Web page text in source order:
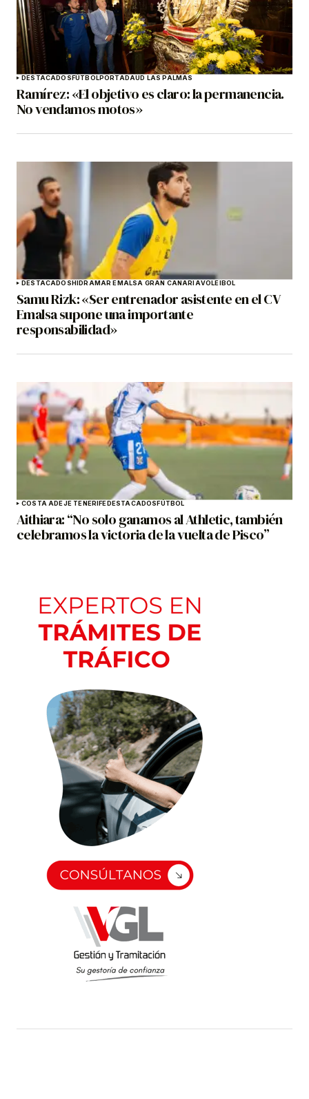
DESTACADOSFÚTBOLPORTADAUD LAS PALMAS
Ramírez: «El objetivo es claro: la permanencia.
No vendamos motos»
DESTACADOSHIDRAMAR EMALSA GRAN CANARIAVOLEIBOL
Samu Rizk: «Ser entrenador asistente en el CV
Emalsa supone una importante
responsabilidad»
COSTA ADEJE TENERIFEDESTACADOSFÚTBOL
Aithiara: “No solo ganamos al Athletic, también
celebramos la victoria de la vuelta de Pisco”